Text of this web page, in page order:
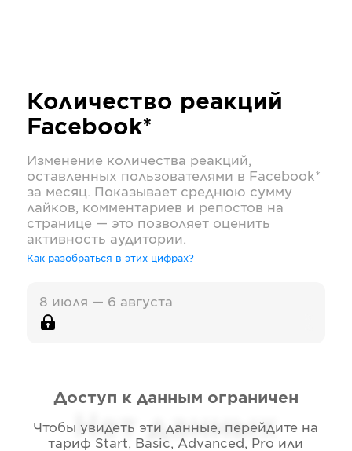
Количество реакций
Facebook*
Изменение количества реакций,
оставленных пользователями в Facebook*
за месяц. Показывает среднюю сумму
лайков, комментариев и репостов на
странице — это позволяет оценить
активность аудитории.
Как разобраться в этих цифрах?
8 июля — 6 августа
Нет данных
Доступ к данным ограничен
Чтобы увидеть эти данные, перейдите на
тариф Start, Basic, Advanced, Pro или